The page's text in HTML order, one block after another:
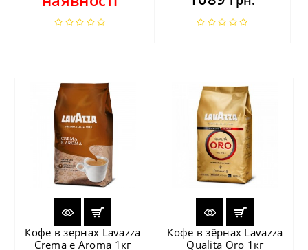
Кофе в зернах Lavazza
Crema e Aroma 1кг
Кофе в зёрнах Lavazza
Qualita Oro 1кг